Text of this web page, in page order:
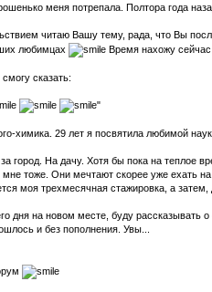
меня потрепала. Полтора года
читаю Вашу тему, рада, что Вы
любимцах
Время нахожу
сказать:
"
химика. 29 лет я посвятила любимой
город. На дачу. Хотя бы пока на теплое
тоже. Они мечтают скорее уже ехать на
моя трехмесячная стажировка, а
дня на новом месте, буду рассказывать
и без пополнения. Увы...